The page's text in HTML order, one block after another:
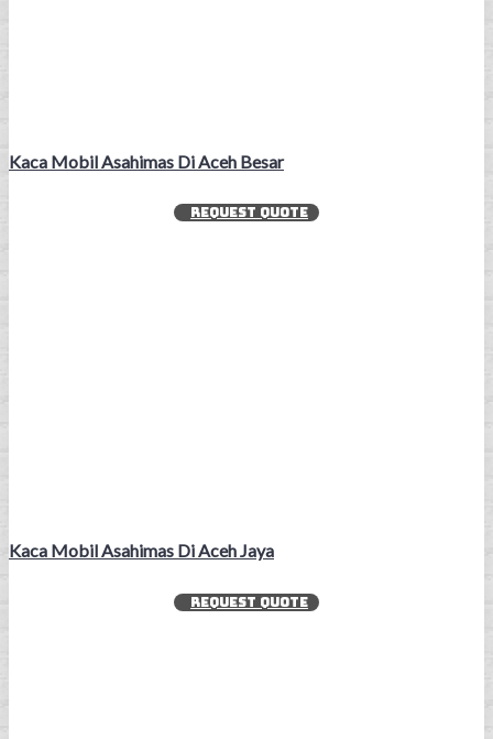
Kaca Mobil Asahimas Di Aceh Besar
REQUEST QUOTE
Kaca Mobil Asahimas Di Aceh Jaya
REQUEST QUOTE